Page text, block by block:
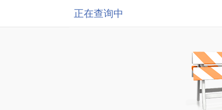
正在查询中